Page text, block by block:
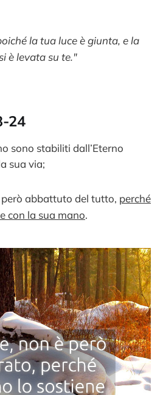
la tua luce è giunta, e la
è levata su te."
24
sono stabiliti dall’Eterno
sua via;
però abbattuto del tutto, perché
con la sua mano.